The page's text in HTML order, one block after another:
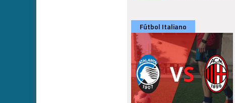
Fútbol Italiano